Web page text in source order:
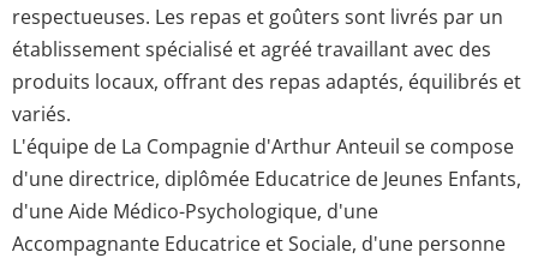
respectueuses. Les repas et goûters sont livrés par un
établissement spécialisé et agréé travaillant avec des
produits locaux, offrant des repas adaptés, équilibrés et
variés.
L'équipe de La Compagnie d'Arthur Anteuil se compose
d'une directrice, diplômée Educatrice de Jeunes Enfants,
d'une Aide Médico-Psychologique, d'une
Accompagnante Educatrice et Sociale, d'une personne